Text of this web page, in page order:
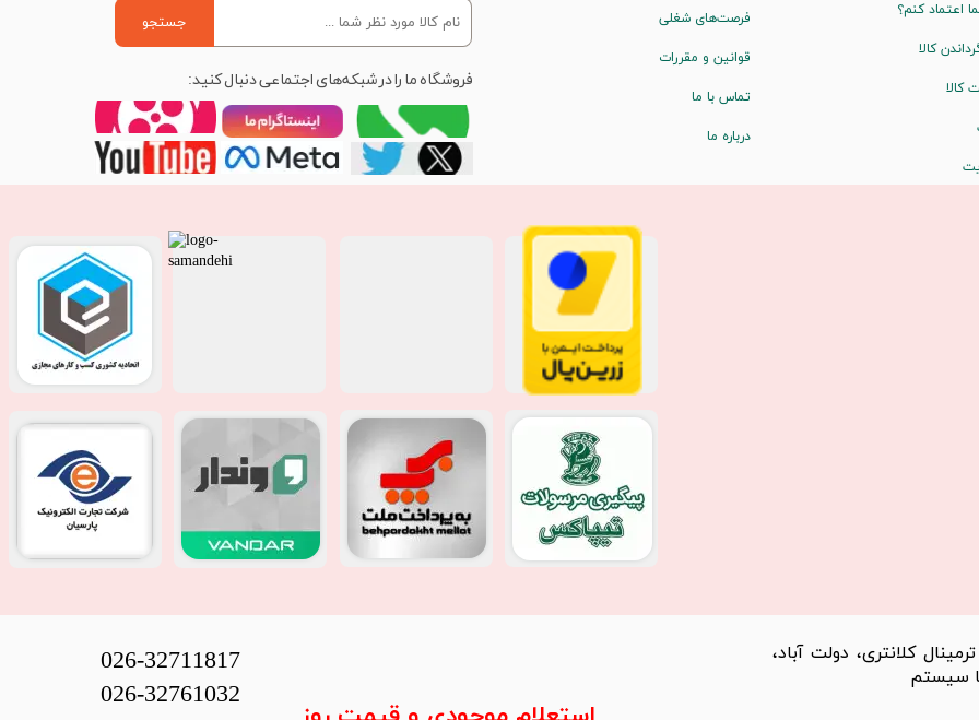
اعتماد کنم؟
کالا
کالا
فرصت‌های شغلی
قوانین و مقررات
تماس با ما
درباره ما
جستجو
فروشگاه ما را در شبکه‌های اجتماعی دنبال کنید:
کلانتری، دولت آباد،
026-32711817
026-32761032